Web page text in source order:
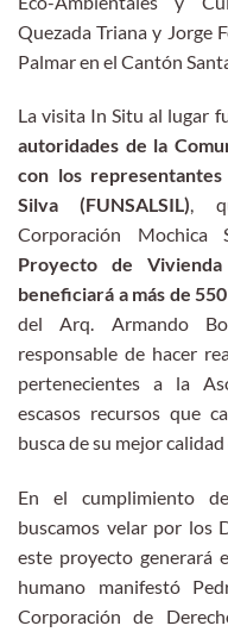
Quezada Triana y Jorge
Palmar en el Cantón
La visita In Situ al lugar
autoridades de la
con los representantes
Silva (FUNSALSIL),
Corporación
Proyecto de
beneficiará a más de
del Arq. Armando
responsable de hacer
pertenecientes a la
escasos recursos que
busca de su mejor
En el cumplimiento
buscamos velar por los
este proyecto generará
humano manifestó
Corporación de